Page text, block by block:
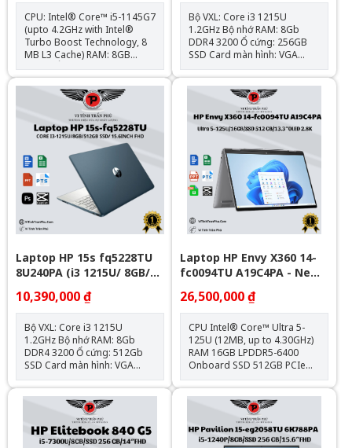
CPU: Intel® Core™ i5-1145G7
(upto 4.2GHz with Intel®
Turbo Boost Technology, 8
MB L3 Cache) RAM: 8GB
DDR4 Ổ cứng: 256GB M.2
PCIe NVMe VGA: Intel® Iris®
Xᵉ Graphics Màn hình: 15.6
4, 3x USB 3.1 Type-A, 1x
HDMI 1.4; 1x Khe SD, Jack
3.5mm Trọng lượng: 1.75kg
Loại Pin: HP Long Life 3-cell,
45 Wh Li-ion Polymer Hệ điều
hành: Chưa Bao Gồm
Bộ VXL: Core i3 1215U
1.2GHz Bộ nhớ RAM: 8Gb
DDR4 3200 Ổ cứng: 256GB
SSD Card màn hình: VGA
onboard - Intel UHD
Graphics Kích thước màn
hình: 15.6inch Full HD Hệ điều
hành: Windows 11 Home
Laptop HP 15s fq5228TU
8U240PA (i3 1215U/ 8GB/
512GB SSD/15.6 inch
FHD/Win11/ Blue)
10,390,000 ₫
Bộ VXL: Core i3 1215U
1.2GHz Bộ nhớ RAM: 8Gb
DDR4 3200 Ổ cứng: 512Gb
SSD Card màn hình: VGA
onboard - Intel UHD
Graphics Kích thước màn
hình: 15.6inch Full HD Hệ điều
hành: Windows 11 Home
Laptop HP Envy X360 14-
fc0094TU A19C4PA - New
26,500,000 ₫
CPU Intel® Core™ Ultra 5-
125U (12MB, up to 4.30GHz)
RAM 16GB LPDDR5-6400
Onboard SSD 512GB PCIe®
Gen4 NVMe™ M.2 VGA Intel®
Graphics Display 14 inch
OLED 2.8K Touch, 120Hz,
100% DCI-P3, Low Blue Light
Pin 3-cell 59Wh Vỏ ALU, PEN,
Led Keyboard, IR Weight